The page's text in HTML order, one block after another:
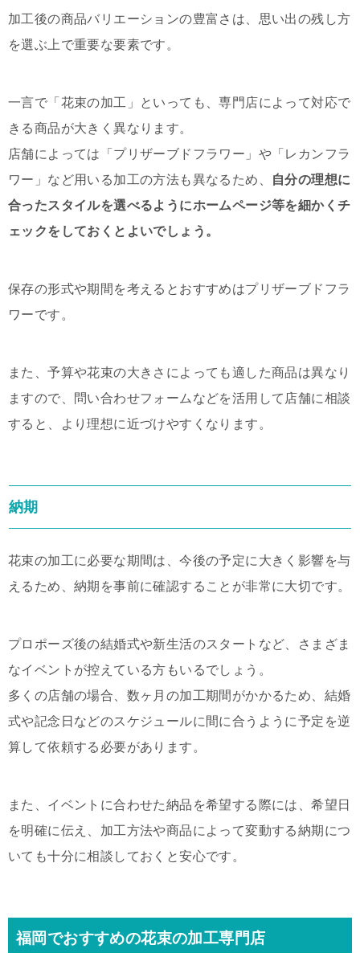
加工後の商品バリエーションの豊富さは、思い出の残し方
を選ぶ上で重要な要素です。
一言で「花束の加工」といっても、専門店によって対応で
きる商品が大きく異なります。
店舗によっては「プリザーブドフラワー」や「レカンフラ
ワー」など用いる加工の方法も異なるため、
自分の理想に
合ったスタイルを選べるようにホームページ等を細かくチ
ェックをしておくとよいでしょう。
保存の形式や期間を考えるとおすすめはプリザーブドフラ
ワーです。
また、予算や花束の大きさによっても適した商品は異なり
ますので、問い合わせフォームなどを活用して店舗に相談
すると、より理想に近づけやすくなります。
納期
花束の加工に必要な期間は、今後の予定に大きく影響を与
えるため、納期を事前に確認することが非常に大切です。
プロポーズ後の結婚式や新生活のスタートなど、さまざま
なイベントが控えている方もいるでしょう。
多くの店舗の場合、数ヶ月の加工期間がかかるため、結婚
式や記念日などのスケジュールに間に合うように予定を逆
算して依頼する必要があります。
また、イベントに合わせた納品を希望する際には、希望日
を明確に伝え、加工方法や商品によって変動する納期につ
いても十分に相談しておくと安心です。
福岡でおすすめの花束の加工専門店